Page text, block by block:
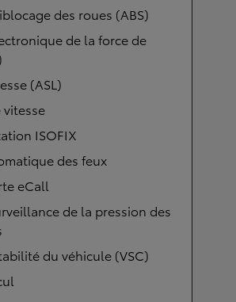
des roues (ABS)
de la force de
(ASL)
ISOFIX
des feux
eCall
de la pression des
du véhicule (VSC)